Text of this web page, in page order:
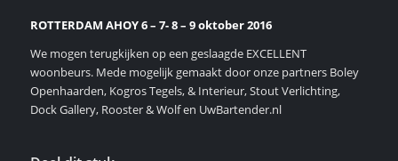
ROTTERDAM AHOY 6 – 7- 8 – 9 oktober 2016
We mogen terugkijken op een geslaagde EXCELLENT
woonbeurs. Mede mogelijk gemaakt door onze partners Boley
Openhaarden, Kogros Tegels, & Interieur, Stout Verlichting,
Dock Gallery, Rooster & Wolf en UwBartender.nl